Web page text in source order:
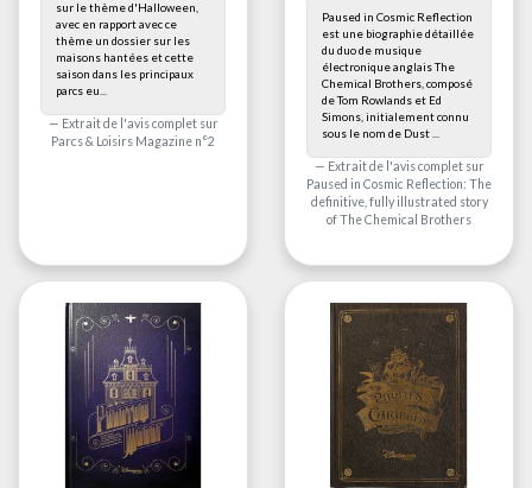
sur le thème d'Halloween,
avec en rapport avec ce
thème un dossier sur les
maisons hantées et cette
saison dans les principaux
parcs eu...
Extrait de l'avis complet sur
Parcs & Loisirs Magazine n°2
Paused in Cosmic Reflection
est une biographie détaillée
du duo de musique
électronique anglais The
Chemical Brothers, composé
de Tom Rowlands et Ed
Simons, initialement connu
sous le nom de Dust ...
Extrait de l'avis complet sur
Paused in Cosmic Reflection: The
definitive, fully illustrated story
of The Chemical Brothers